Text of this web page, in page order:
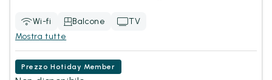
Wi-fi Balcone
TV
Mostra tutte
Prezzo Hotiday Member